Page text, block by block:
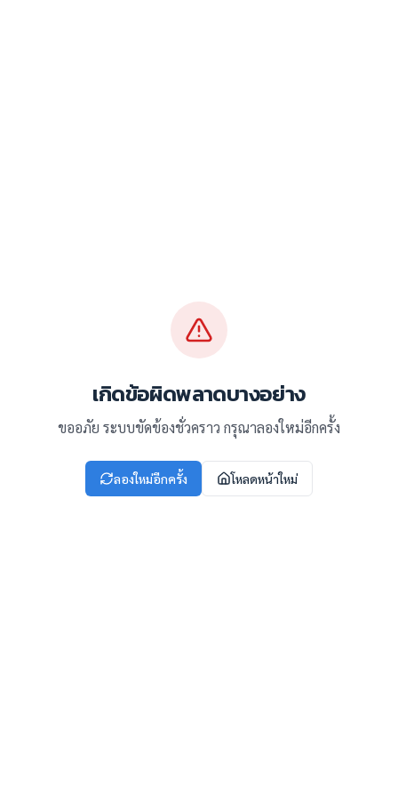
เกิดข้อผิดพลาดบางอย่าง
ขออภัย ระบบขัดข้องชั่วคราว กรุณาลองใหม่อีกครั้ง
ลองใหม่อีกครั้ง โหลดหน้าใหม่